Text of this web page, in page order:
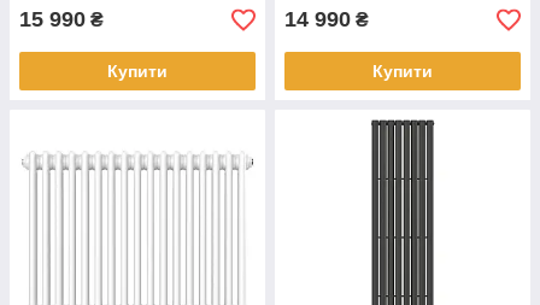
15 990 ₴
Купити
14 990 ₴
Купити